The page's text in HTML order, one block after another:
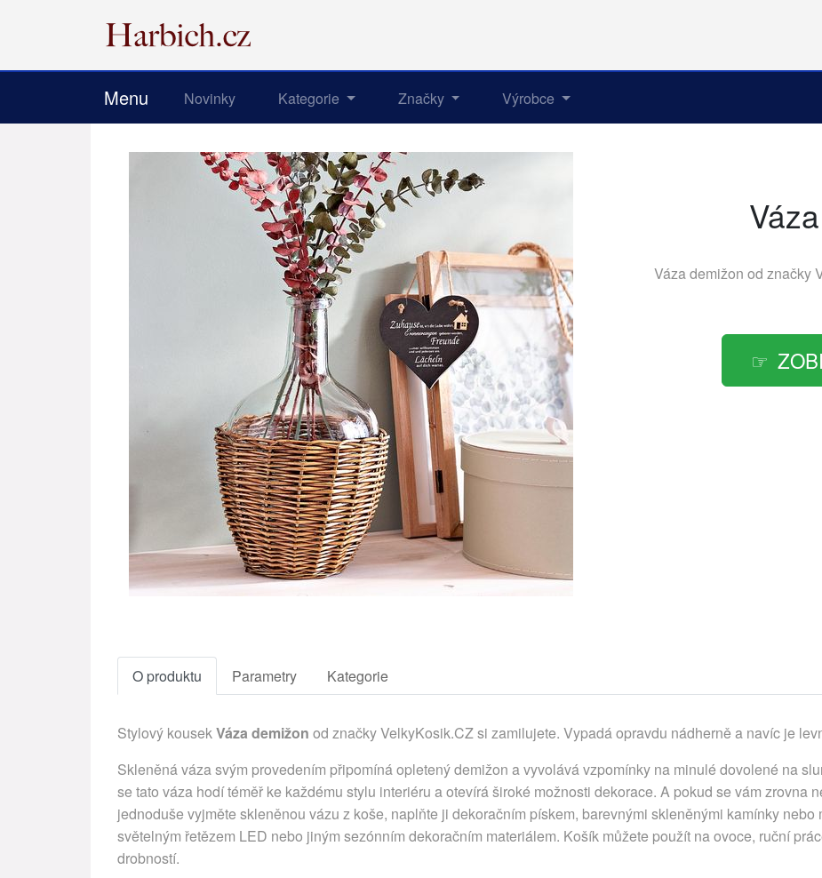
Menu Novinky Kategorie Značky Výrobce
Váza demižon od značky
O produktu Parametry Kategorie
Stylový kousekVáza demižon od značky VelkyKosik.CZ si zamilujete. Vypadá opravdu nádherně a navíc je
Skleněná váza svým provedením připomíná opletený demižon a vyvolává vzpomínky na minulé dovolené na
se tato váza hodí téměř ke každému stylu interiéru a otevírá široké možnosti dekorace. A pokud se vám zrovna
jednoduše vyjměte skleněnou vázu z koše, naplňte ji dekoračním pískem, barevnými skleněnými kamínky
světelným řetězem LED nebo jiným sezónním dekoračním materiálem. Košík můžete použít na ovoce, ruční
drobností.